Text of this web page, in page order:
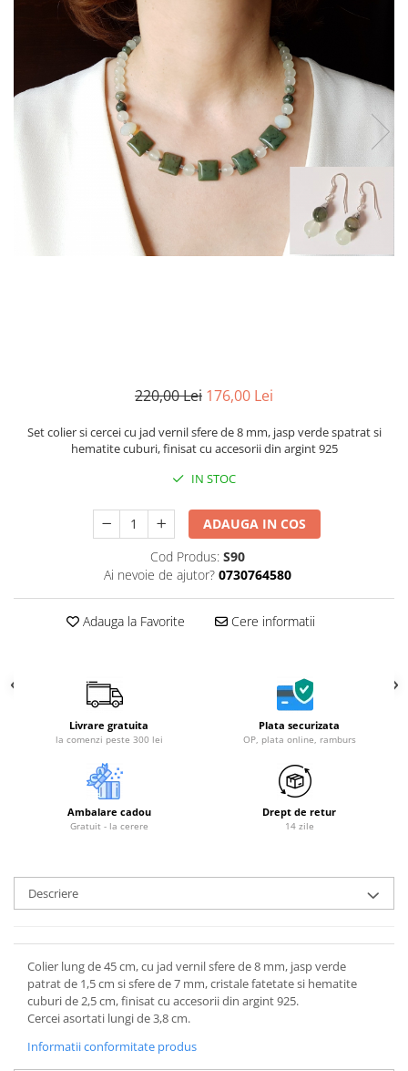
220,00 Lei 176,00 Lei
Set colier si cercei cu jad vernil sfere de 8 mm, jasp verde spatrat si
hematite cuburi, finisat cu accesorii din argint 925
IN STOC
ADAUGA IN COS
Cod Produs: S90
Ai nevoie de ajutor? 0730764580
Adauga la Favorite Cere informatii
Livrare gratuita
la comenzi peste 300 lei
Plata securizata
OP, plata online, ramburs
Ambalare cadou
Gratuit - la cerere
Drept de retur
14 zile
Descriere
Colier lung de 45 cm, cu jad vernil sfere de 8 mm, jasp verde
patrat de 1,5 cm si sfere de 7 mm, cristale fatetate si hematite
cuburi de 2,5 cm, finisat cu accesorii din argint 925.
Cercei asortati lungi de 3,8 cm.
Informatii conformitate produs